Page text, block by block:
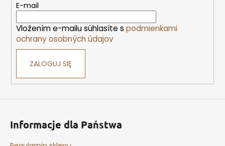
E-mail
Vložením e-mailu súhlasíte s podmienkami
ochrany osobných údajov
ZALOGUJ SIĘ
Informacje dla Państwa